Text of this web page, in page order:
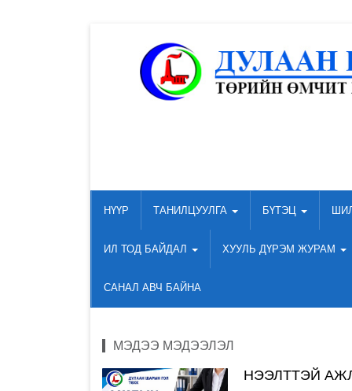
НҮҮР ТАНИЛЦУУЛГА БҮТЭЦ
ИЛ ТОД БАЙДАЛ ХУУЛЬ ДҮРЭМ ЖУРАМ
САНАЛ АВЧ БАЙНА
МЭДЭЭ МЭДЭЭЛЭЛ
НЭЭЛТТЭЙ